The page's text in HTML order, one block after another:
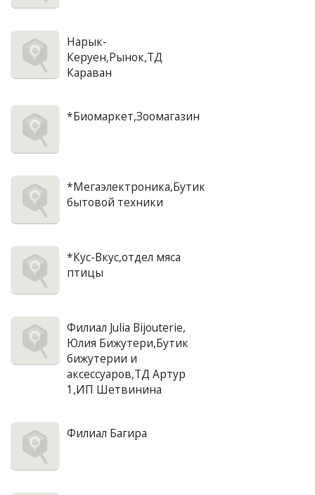
Нарык-
Керуен,Рынок,ТД
Караван
*Биомаркет,Зоомагазин
*Мегаэлектроника,Бутик
бытовой техники
*Кус-Вкус,отдел мяса
птицы
Филиал Julia Bijouterie,
Юлия Бижутери,Бутик
бижутерии и
аксессуаров,ТД Артур
1,ИП Шетвинина
Филиал Багира